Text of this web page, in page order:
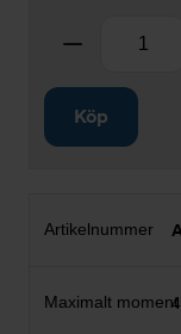
Ta bort
Köp